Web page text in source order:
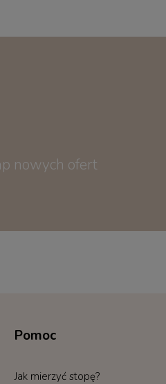
nowych ofert
Pomoc
Jak mierzyć stopę?